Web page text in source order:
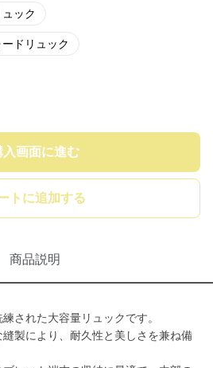
ック
ドリュック
入画面に進む
トに追加する
商品説明
された大容量リュックです。
製により、耐久性と美しさを兼ね備